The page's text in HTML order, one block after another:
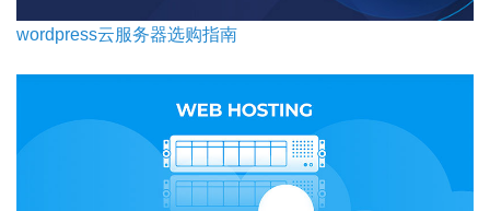
wordpress云服务器选购指南